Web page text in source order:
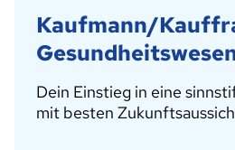
Kaufmann/
Dein Einstieg in eine
mit besten